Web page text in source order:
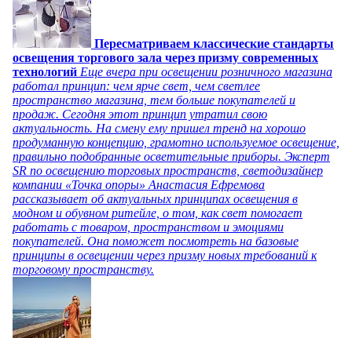
Пересматриваем классические стандарты
освещения торгового зала через призму современных
технологий Еще вчера при освещении розничного магазина
работал принцип: чем ярче свет, чем светлее
пространство магазина, тем больше покупателей и
продаж. Сегодня этот принцип утратил свою
актуальность. На смену ему пришел тренд на хорошо
продуманную концепцию, грамотно используемое освещение,
правильно подобранные осветительные приборы. Эксперт
SR по освещению торговых пространств, светодизайнер
компании «Точка опоры» Анастасия Ефремова
рассказывает об актуальных принципах освещения в
модном и обувном ритейле, о том, как свет помогает
работать с товаром, пространством и эмоциями
покупателей. Она поможет посмотреть на базовые
принципы в освещении через призму новых требований к
торговому пространству.